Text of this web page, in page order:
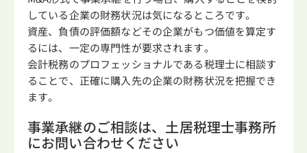
している企業の財務状況は気になるところです。
資産、負債の評価額などその企業がもつ価値を算定す
るには、一定の専門性が要求されます。
会計税務のプロフェッショナルである税理士に相談す
ることで、正確に購入先の企業の財務状況を把握でき
ます。
事業承継のご相談は、土居税理士事務所
にお問い合わせください